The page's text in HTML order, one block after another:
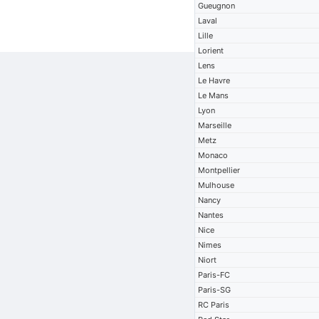
Gueugnon
Laval
Lille
Lorient
Lens
Le Havre
Le Mans
Lyon
Marseille
Metz
Monaco
Montpellier
Mulhouse
Nancy
Nantes
Nice
Nimes
Niort
Paris-FC
Paris-SG
RC Paris